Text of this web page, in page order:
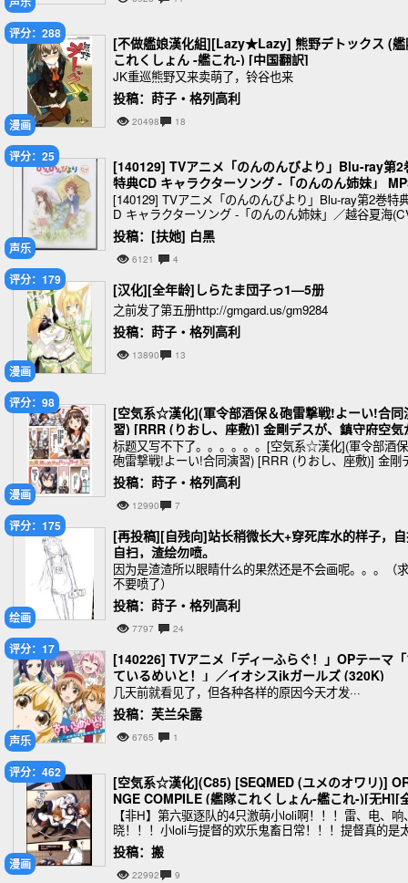
漫画
评分：288
[不做艦娘漢化組][Lazy★Lazy] 熊野デトックス (艦
これくしょん -艦これ-) [中国翻訳]
JK重巡熊野又来卖萌了，铃谷也来
投稿：莳子‧格列高利
20498 18
声乐
评分：25
[140129] TVアニメ「のんのんびより」Blu-ray第2
特典CD キャラクターソング -「のんのん姉妹」
X320K
[140129] TVアニメ「のんのんびより」Blu-ray第2巻特
D キャラクターソング -「のんのん姉妹」／越谷夏海
佐仓绫音)&越谷小鞠(CV.阿澄佳奈)
投稿：[扶她] 白黑
6121 4
漫画
评分：179
[汉化][全年龄]しらたま団子っ1—5册
之前发了第五册http://gmgard.us/gm9284
投稿：莳子‧格列高利
13890 13
漫画
评分：98
[空気系☆漢化](軍令部酒保＆砲雷撃戦!よーい!合同
習) [RRR (りおし、座敷)] 金剛デスが、鎮守府空気
バーニングラブデース!-改二- (艦隊これくの
标题又写不下了。。。。。。[空気系☆漢化](軍令部酒
砲雷撃戦!よーい!合同演習) [RRR (りおし、座敷)] 金剛
スが、鎮守府の空気がバーニングラブデース!-改二- (艦
これくしょん-艦これ
投稿：莳子‧格列高利
12990 7
绘画
评分：175
[再投稿][自残向]站长稍微长大+穿死库水的样子，
自扫，渣绘勿喷。
因为是渣渣所以眼睛什么的果然还是不会画呢。。。（求
不要喷了）
投稿：莳子‧格列高利
7797 24
声乐
评分：17
[140226] TVアニメ「ディーふらぐ！」OPテーマ
ているめいと！」／イオシスjkガールズ (320K)
几天前就看见了，但各种各样的原因今天才发···
投稿：芙兰朵露
6765 1
漫画
评分：462
[空気系☆漢化](C85) [SEQMED (ユメのオワリ)]
NGE COMPILE (艦隊これくしょん-艦これ-)[无H][
年龄]
【非H】第六驱逐队的4只激萌小loli啊！！！雷、电、响
晓！！！小loli与提督的欢乐鬼畜日常！！！提督真的是
鬼畜了，可怜我4只小loli啊~~~UP停不下来了，太可爱
了，内心有种想去捉弄下的强烈
投稿：搬
22992 9